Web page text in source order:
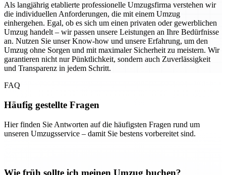
Als langjährig etablierte professionelle Umzugsfirma verstehen wir
die individuellen Anforderungen, die mit einem Umzug
einhergehen. Egal, ob es sich um einen privaten oder gewerblichen
Umzug handelt – wir passen unsere Leistungen an Ihre Bedürfnisse
an. Nutzen Sie unser Know-how und unsere Erfahrung, um den
Umzug ohne Sorgen und mit maximaler Sicherheit zu meistern. Wir
garantieren nicht nur Pünktlichkeit, sondern auch Zuverlässigkeit
und Transparenz in jedem Schritt.
FAQ
Häufig gestellte Fragen
Hier finden Sie Antworten auf die häufigsten Fragen rund um
unseren Umzugsservice – damit Sie bestens vorbereitet sind.
Wie früh sollte ich meinen Umzug buchen?